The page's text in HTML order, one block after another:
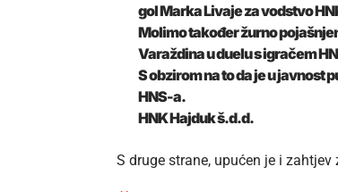
gol Marka Livaje za vodstvo
Molimo također žurno
Varaždina u duelu s igračem
S obzirom na to da je u
HNS-a.
HNK Hajduk š.d.d.
S druge strane, upućen je i